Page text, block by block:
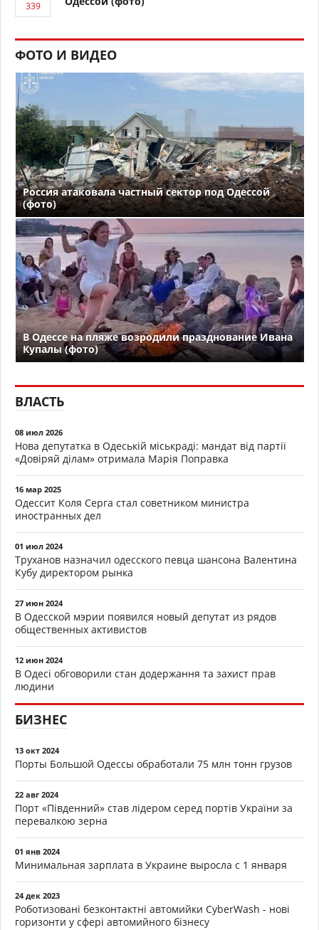
ФОТО И ВИДЕО
Россия атаковала частный сектор под Одессой
(фото)
В Одессе на пляже возродили празднование Ивана
Купалы (фото)
ВЛАСТЬ
08 июл 2026
Нова депутатка в Одеській міськраді: мандат від партії
«Довіряй ділам» отримала Марія Поправка
16 мар 2025
Одессит Коля Серга стал советником министра
иностранных дел
01 июл 2024
Труханов назначил одесского певца шансона Валентина
Кубу директором рынка
27 июн 2024
В Одесской мэрии появился новый депутат из рядов
общественных активистов
12 июн 2024
В Одесі обговорили стан додержання та захист прав
людини
БИЗНЕС
13 окт 2024
Порты Большой Одессы обработали 75 млн тонн грузов
22 авг 2024
Порт «Південний» став лідером серед портів України за
перевалкою зерна
01 янв 2024
Минимальная зарплата в Украине выросла с 1 января
24 дек 2023
Роботизовані безконтактні автомийки CyberWash - нові
горизонти у сфері автомийного бізнесу